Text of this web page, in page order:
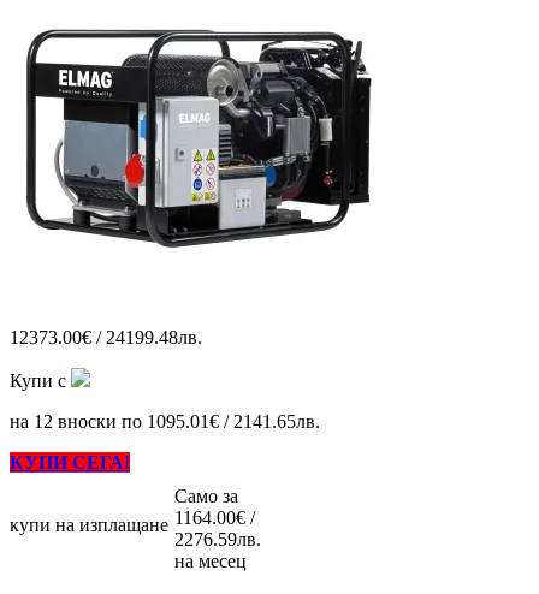
12373.00€ / 24199.48лв.
Купи с
на 12 вноски по 1095.01€ / 2141.65лв.
КУПИ СЕГА!
купи на изплащане
Само за
1164.00€ /
2276.59лв.
на месец